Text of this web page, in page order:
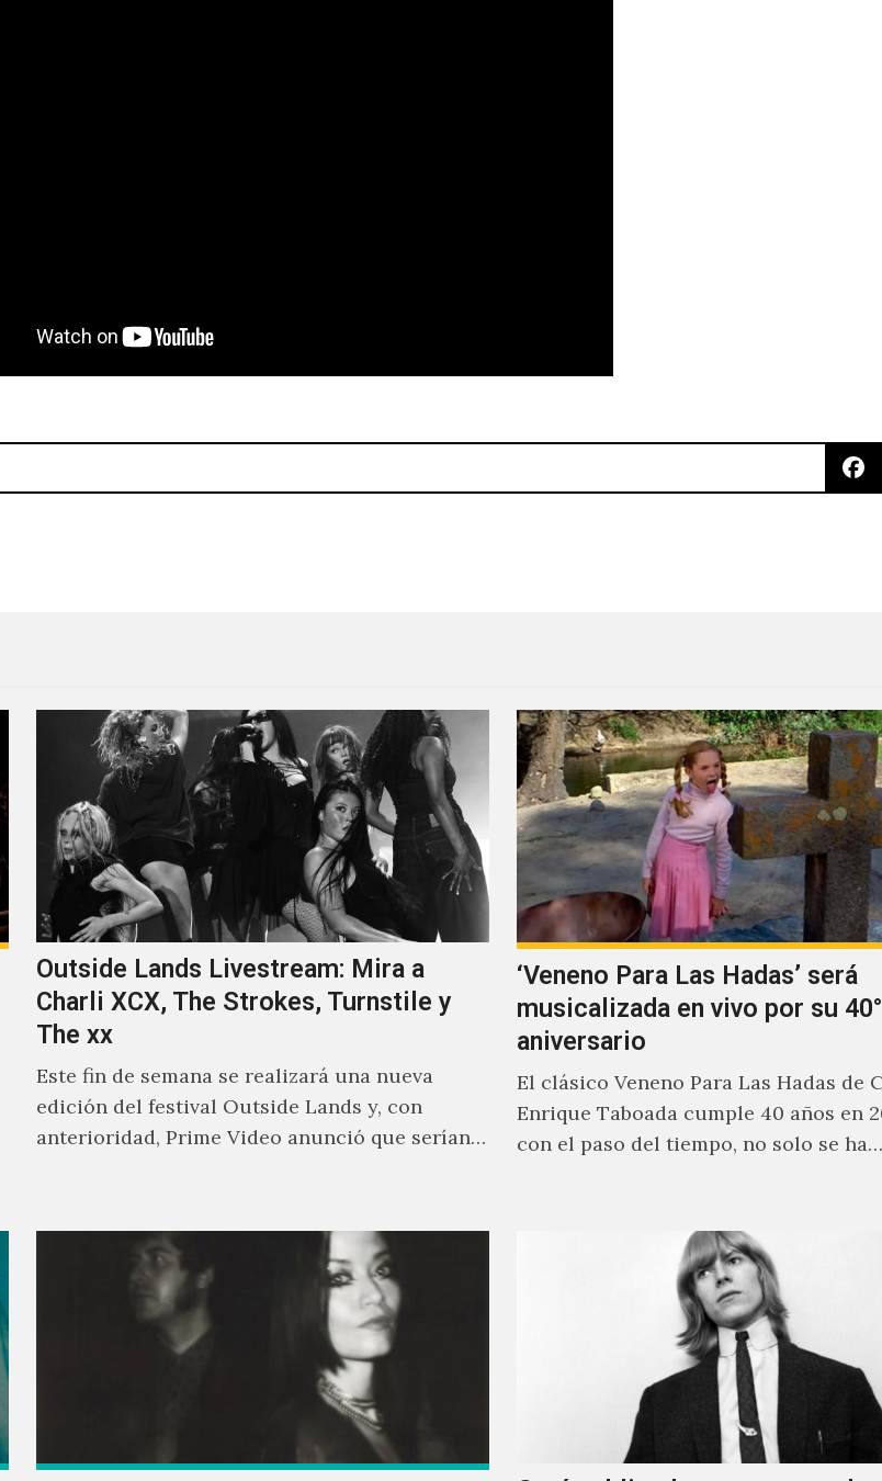
Outside Lands Livestream: Mira a
Charli XCX, The Strokes, Turnstile y
The xx
Este fin de semana se realizará una nueva
edición del festival Outside Lands y, con
anterioridad, Prime Video anunció que serían
‘Veneno Para Las Hadas’ será
musicalizada en vivo por su 40°
aniversario
El clásico Veneno Para Las Hadas de
Enrique Taboada cumple 40 años en
con el paso del tiempo, no solo se ha…